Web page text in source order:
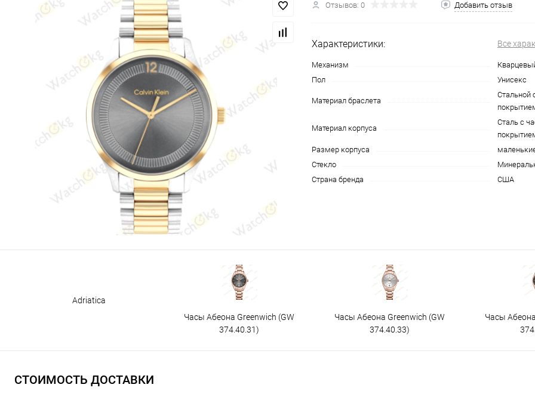
Отзывов: 0 Добавить отзыв
Характеристики: Все
Механизм
Пол
Унисекс
Материал браслета
Стальной
Материал корпуса
Сталь с
Размер корпуса
Стекло
Страна бренда
США
Adriatica
Часы Абеона Greenwich (GW
374.40.31)
Часы Абеона Greenwich (GW
374.40.33)
Часы
СТОИМОСТЬ ДОСТАВКИ